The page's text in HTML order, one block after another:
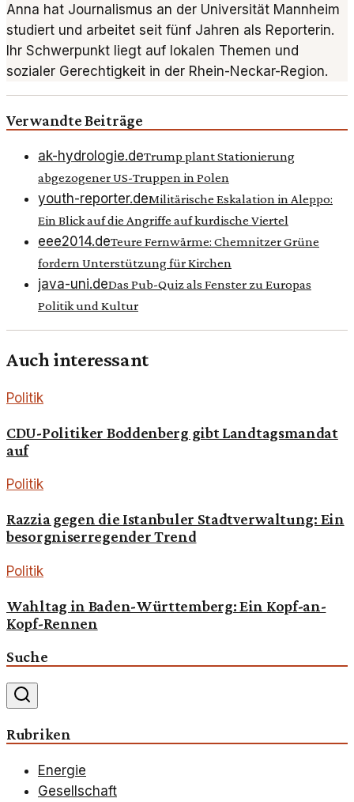
Anna hat Journalismus an der Universität Mannheim
studiert und arbeitet seit fünf Jahren als Reporterin.
Ihr Schwerpunkt liegt auf lokalen Themen und
sozialer Gerechtigkeit in der Rhein-Neckar-Region.
Verwandte Beiträge
ak-hydrologie.deTrump plant Stationierung
abgezogener US-Truppen in Polen
youth-reporter.deMilitärische Eskalation in Aleppo:
Ein Blick auf die Angriffe auf kurdische Viertel
eee2014.deTeure Fernwärme: Chemnitzer Grüne
fordern Unterstützung für Kirchen
java-uni.deDas Pub-Quiz als Fenster zu Europas
Politik und Kultur
Auch interessant
Politik
CDU-Politiker Boddenberg gibt Landtagsmandat
auf
Politik
Razzia gegen die Istanbuler Stadtverwaltung: Ein
besorgniserregender Trend
Politik
Wahltag in Baden-Württemberg: Ein Kopf-an-
Kopf-Rennen
Suche
Rubriken
Energie
Gesellschaft